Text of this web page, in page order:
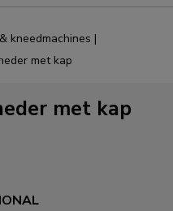
kneedmachines |
met kap
met kap